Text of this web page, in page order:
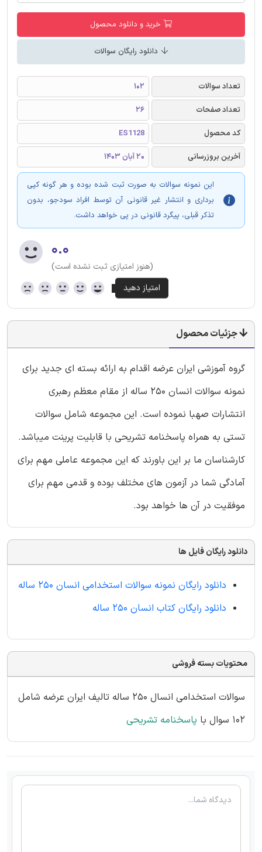
خرید و دانلود محصول
دانلود رایگان سوالات
تعداد سوالات
102
تعداد صفحات
26
کد محصول
ES1128
آخرین بروزرسانی
20 آبان 1403
این نمونه سوالات به صورت ثبت شده بوده و هر گونه کپی
برداری و انتشار غیر قانونی آن توسط افراد سودجو، بدون
تذکر قبلی، پیگرد قانونی در پی خواهد داشت.
۰.۰
(هنوز امتیازی ثبت نشده است)
جزئیات محصول
گروه آموزشی ایران عرضه اقدام به ارائه بسته ای جدید برای
نمونه سوالات انسان 250 ساله از مقام معظم رهبری
انتشارات صهبا نموده است. این مجموعه شامل سوالات
تستی به همراه پاسخنامه تشریحی با قابلیت پرینت میباشد.
کارشناسان ما بر این باورند که این مجموعه عاملی مهم برای
آمادگی شما در آزمون های مختلف بوده و قدمی مهم برای
موفقیت در آن ها خواهد بود.
دانلود رایگان فایل ها
دانلود رایگان نمونه سوالات استخدامی انسان 250 ساله
دانلود رایگان کتاب انسان 250 ساله
محتویات بسته فروشی
سوالات استخدامی انسال 250 ساله تالیف ایران عرضه شامل
102 سوال با
پاسخنامه تشریحی